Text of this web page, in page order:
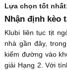
Lựa chọn tốt
Nhận định kèo
Klubi liên tục tịt
nhà gần đây,
kiếm đường vào
giải Hạng 2. Với